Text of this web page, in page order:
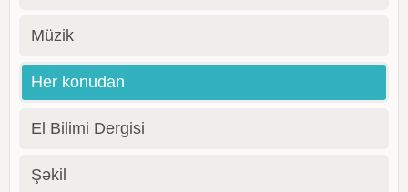
Müzik
Her konudan
El Bilimi Dergisi
Şəkil